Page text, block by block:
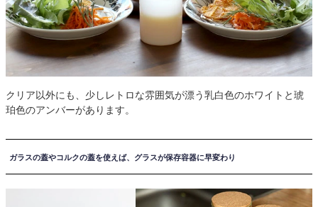
クリア以外にも、少しレトロな雰囲気が漂う乳白色のホワイトと琥
珀色のアンバーがあります。
ガラスの蓋やコルクの蓋を使えば、グラスが保存容器に早変わり